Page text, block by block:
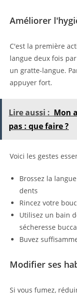
Améliorer
C'est la première
langue deux fois
un gratte-langue.
appuyer fort.
Lire aussi : Mon
pas : que faire ?
Voici les gestes
Brossez la
dents
Rincez votre
Utilisez un bain
sécheresse
Buvez
Modifier ses
Si vous fumez,